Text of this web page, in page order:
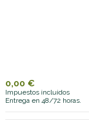
0,00 €
Impuestos incluidos
Entrega en 48/72 horas.